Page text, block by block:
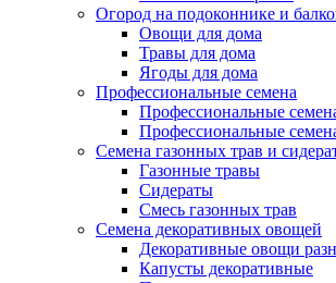
Огород на подоконнике и
Овощи для дома
Травы для дома
Ягоды для дома
Профессиональные семена
Профессиональные
Профессиональные
Семена газонных трав и
Газонные травы
Сидераты
Смесь газонных трав
Семена декоративных овощей
Декоративные овощи
Капусты декоративные